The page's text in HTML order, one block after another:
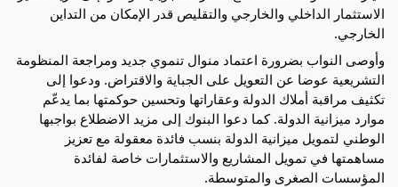
الاستثمار الداخلي والخارجي والتقليص قدر الإمكان من التداين
الخارجي.
وأوصى النواب بضرورة اعتماد منوال تنموي جديد ومراجعة المنظومة
التشريعية عوضا عن التعويل على الجباية والاقتراض. ودعوا إلى
تكثيف مراقبة أملاك الدولة وعقاراتها وتحسين حوكمتها بما يدعّم
موارد ميزانية الدولة. كما دعوا البنوك إلى مزيد الاضطلاع بواجبها
الوطني لتمويل ميزانية الدولة بنسب فائدة معقولة مع تعزيز
مساهمتها في تمويل المشاريع والاستثمارات خاصة لفائدة
المؤسسات الصغرى والمتوسطة.